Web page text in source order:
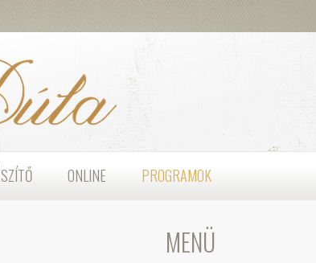
ONLINE PROGRAMOK
MENÜ